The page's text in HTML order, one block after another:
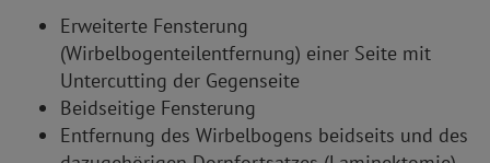
Erweiterte Fensterung
(Wirbelbogenteilentfernung) einer Seite mit
Untercutting der Gegenseite
Beidseitige Fensterung
Entfernung des Wirbelbogens beidseits und des